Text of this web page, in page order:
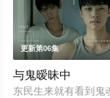
更新第06集
与鬼暧昧中
东民生来就有看到鬼